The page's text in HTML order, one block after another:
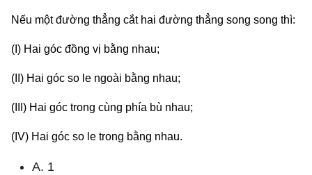
Nếu một đường thẳng cắt hai đường thẳng song song thì:
(I) Hai góc đồng vị bằng nhau;
(II) Hai góc so le ngoài bằng nhau;
(III) Hai góc trong cùng phía bù nhau;
(IV) Hai góc so le trong bằng nhau.
A. 1